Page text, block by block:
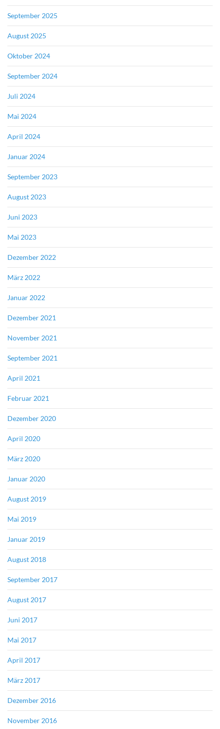
September 2025
August 2025
Oktober 2024
September 2024
Juli 2024
Mai 2024
April 2024
Januar 2024
September 2023
August 2023
Juni 2023
Mai 2023
Dezember 2022
März 2022
Januar 2022
Dezember 2021
November 2021
September 2021
April 2021
Februar 2021
Dezember 2020
April 2020
März 2020
Januar 2020
August 2019
Mai 2019
Januar 2019
August 2018
September 2017
August 2017
Juni 2017
Mai 2017
April 2017
März 2017
Dezember 2016
November 2016